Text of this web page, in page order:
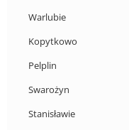
Warlubie
Kopytkowo
Pelplin
Swarożyn
Stanisławie